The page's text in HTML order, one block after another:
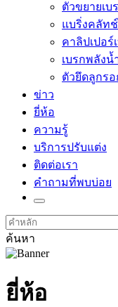
ตัวขยายเบ
แบริ่งคลัท
คาลิปเปอร์
เบรกพลังน้
ตัวยึดลูกร
ข่าว
ยี่ห้อ
ความรู้
บริการปรับแต่ง
ติดต่อเรา
คำถามที่พบบ่อย
ค้นหา
ยี่ห้อ